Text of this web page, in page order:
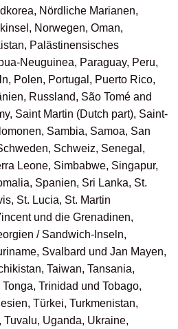
Nördliche Marianen,
Norwegen, Oman,
Palästinensisches
Neuguinea, Paraguay, Peru,
Polen, Portugal, Puerto Rico,
Russland, São Tomé and
Saint Martin (Dutch part), Saint-
Sambia, Samoa, San
Schweiz, Senegal,
Leone, Simbabwe, Singapur,
Spanien, Sri Lanka, St.
St. Lucia, St. Martin
und die Grenadinen,
/ Sandwich-Inseln,
Svalbard und Jan Mayen,
Taiwan, Tansania,
Trinidad und Tobago,
Türkei, Turkmenistan,
Uganda, Ukraine,